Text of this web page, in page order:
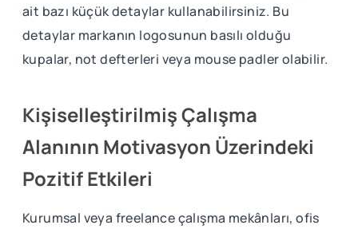
ait bazı küçük detaylar kullanabilirsiniz. Bu
detaylar markanın logosunun basılı olduğu
kupalar, not defterleri veya mouse padler olabilir.
Kişiselleştirilmiş Çalışma
Alanının Motivasyon Üzerindeki
Pozitif Etkileri
Kurumsal veya freelance çalışma mekânları, ofis